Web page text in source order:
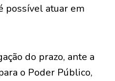
possível atuar em
do prazo, ante a
o Poder Público,